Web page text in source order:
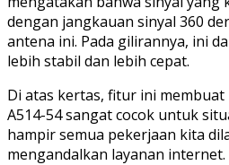
dengan jangkauan sinyal 360
antena ini. Pada gilirannya, ini
lebih stabil dan lebih cepat.
Di atas kertas, fitur ini membuat
A514-54 sangat cocok untuk
hampir semua pekerjaan kita
mengandalkan layanan internet.